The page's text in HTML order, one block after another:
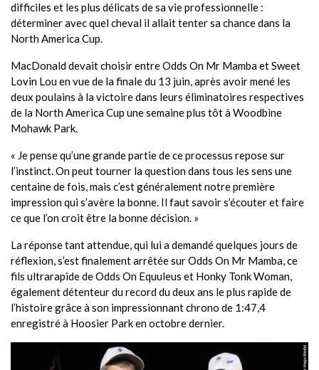
difficiles et les plus délicats de sa vie professionnelle :
déterminer avec quel cheval il allait tenter sa chance dans la
North America Cup.
MacDonald devait choisir entre Odds On Mr Mamba et Sweet
Lovin Lou en vue de la finale du 13 juin, après avoir mené les
deux poulains à la victoire dans leurs éliminatoires respectives
de la North America Cup une semaine plus tôt à Woodbine
Mohawk Park.
« Je pense qu’une grande partie de ce processus repose sur
l’instinct. On peut tourner la question dans tous les sens une
centaine de fois, mais c’est généralement notre première
impression qui s’avère la bonne. Il faut savoir s’écouter et faire
ce que l’on croit être la bonne décision. »
La réponse tant attendue, qui lui a demandé quelques jours de
réflexion, s’est finalement arrêtée sur Odds On Mr Mamba, ce
fils ultrarapide de Odds On Equuleus et Honky Tonk Woman,
également détenteur du record du deux ans le plus rapide de
l’histoire grâce à son impressionnant chrono de 1:47,4
enregistré à Hoosier Park en octobre dernier.